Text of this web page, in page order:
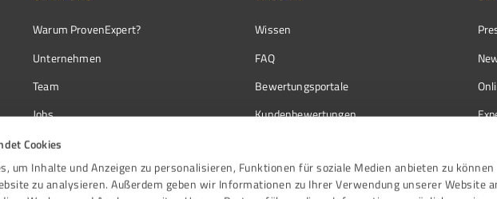
Cookies
um Inhalte und Anzeigen zu personalisieren, Funktionen für soziale Medien anbieten zu können
zu analysieren. Außerdem geben wir Informationen zu Ihrer Verwendung unserer Website
Warum ProvenExpert?
Unternehmen
Team
Jobs
Kundenstimmen
Kontakt
Wissen
FAQ
Bewertungsportale
Kundenbewertungen
Bewertungs­richtlinien